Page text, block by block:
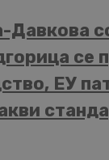
Давкова
се
ЕУ